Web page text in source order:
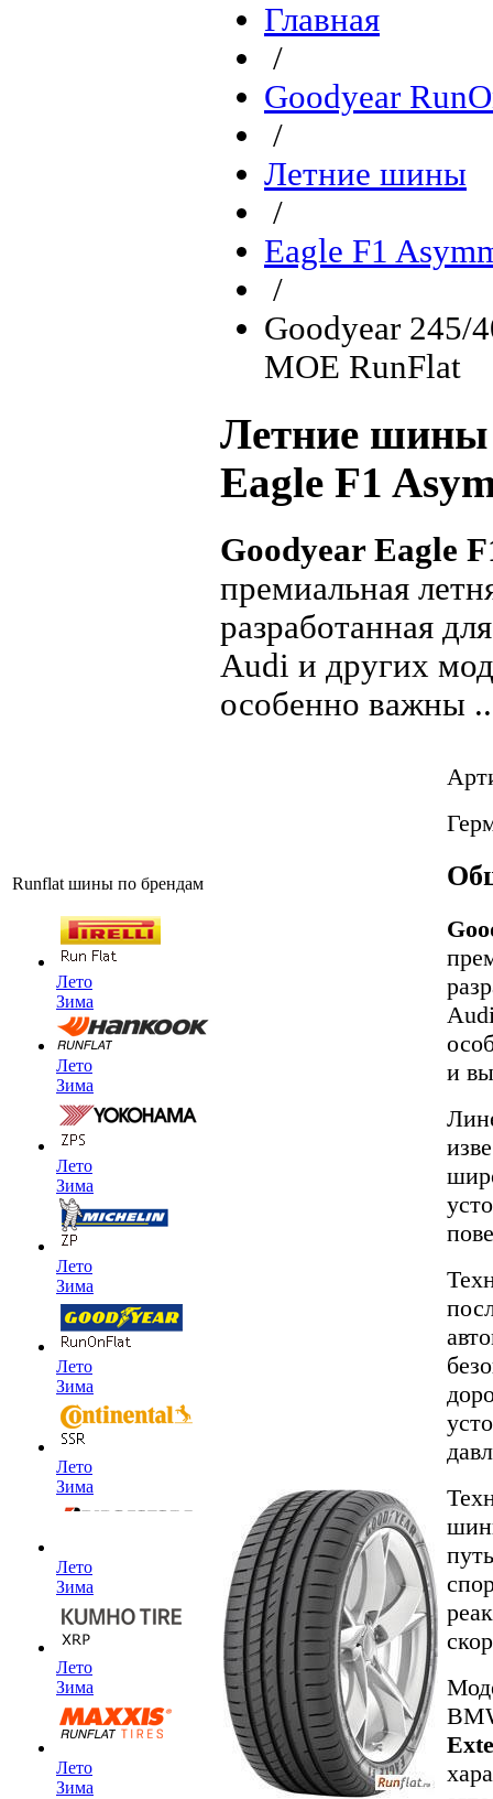
Runflat шины по брендам
Лето
Зима
Лето
Зима
Лето
Зима
Лето
Зима
Лето
Зима
Лето
Зима
Лето
Зима
Лето
Зима
Лето
Зима
Главная
/
Goodyear
/
Летние шины
/
Eagle F1
/
Goodyear 245/
MOE RunFlat
Летние шины
Eagle F1
Goodyear Eagle
премиальная
разработанная
Audi и других
особенно важны
и